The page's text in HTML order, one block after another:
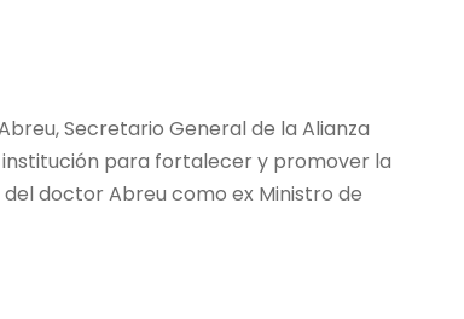
Secretario General de la Alianza
para fortalecer y promover la
doctor Abreu como ex Ministro de